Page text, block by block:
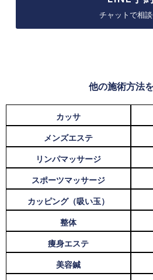
チャットで相
他の施術方法
カッサ
メンズエステ
リンパマッサージ
スポーツマッサージ
カッピング（吸い玉）
整体
痩身エステ
美容鍼